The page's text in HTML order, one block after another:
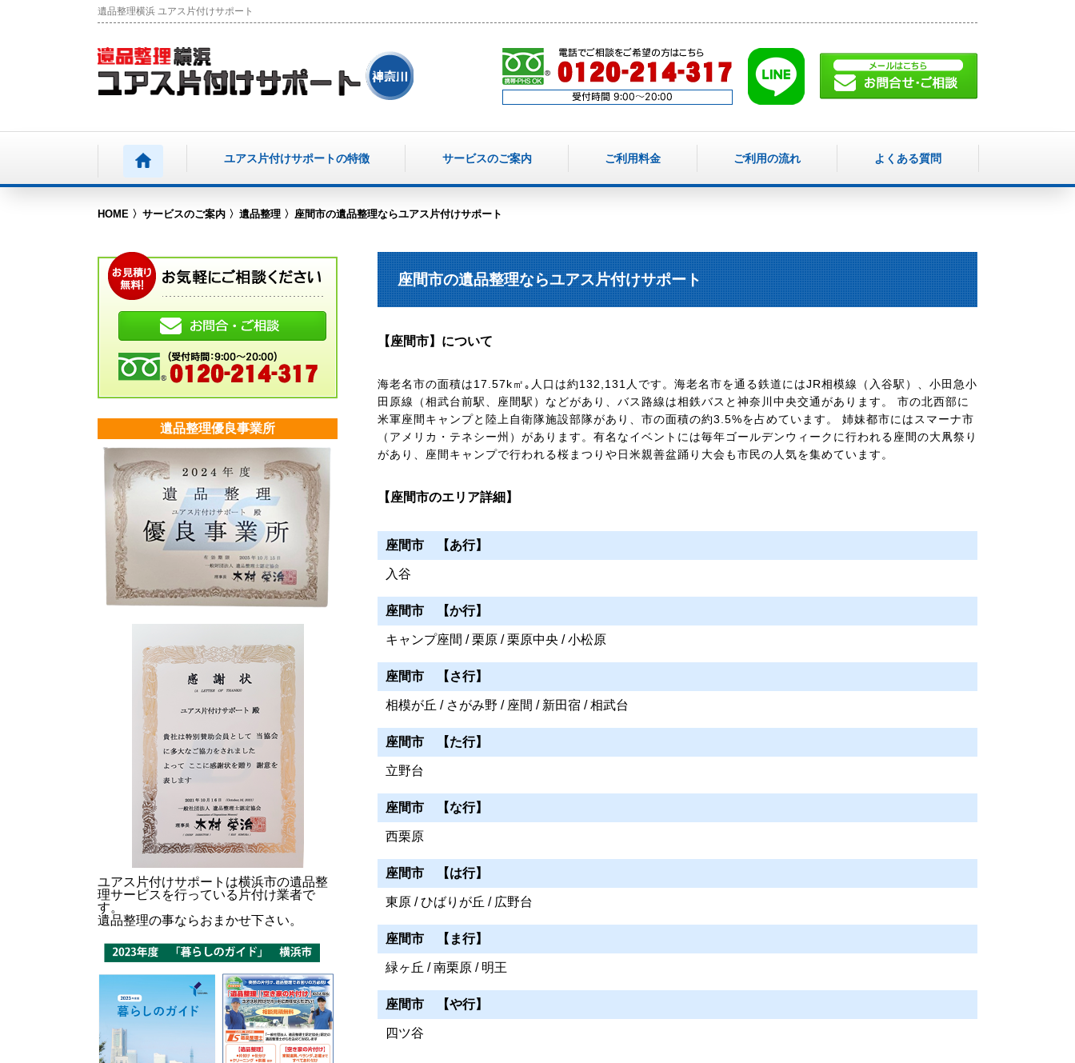
遺品整理横浜 ユアス片付けサポート
ユアス片付けサポートの特徴 サービスのご案内 ご利用料金 ご利用の流れ よくある質問
HOME サービスのご案内 遺品整理 座間市の遺品整理ならユアス片付けサポート
座間市の遺品整理ならユアス片付けサポート
【座間市】について
海老名市の面積は17.57k㎡｡人口は約132,131人です。海老名市を通る鉄道にはJR相模線（入谷駅）、小田急小
田原線（相武台前駅、座間駅）などがあり、バス路線は相鉄バスと神奈川中央交通があります。 市の北西部に
米軍座間キャンプと陸上自衛隊施設部隊があり、市の面積の約3.5%を占めています。 姉妹都市にはスマーナ市
（アメリカ・テネシー州）があります。有名なイベントには毎年ゴールデンウィークに行われる座間の大凧祭り
があり、座間キャンプで行われる桜まつりや日米親善盆踊り大会も市民の人気を集めています。
【座間市のエリア詳細】
座間市 【あ行】
入谷
座間市 【か行】
キャンプ座間 / 栗原 / 栗原中央 / 小松原
座間市 【さ行】
相模が丘 / さがみ野 / 座間 / 新田宿 / 相武台
座間市 【た行】
立野台
座間市 【な行】
西栗原
座間市 【は行】
東原 / ひばりが丘 / 広野台
座間市 【ま行】
緑ヶ丘 / 南栗原 / 明王
座間市 【や行】
四ツ谷
遺品整理優良事業所
ユアス片付けサポートは横浜市の遺品整
理サービスを行っている片付け業者で
す。
遺品整理の事ならおまかせ下さい。